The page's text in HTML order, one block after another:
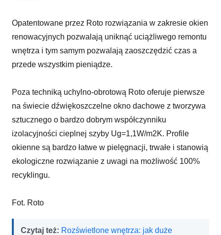
Opatentowane przez Roto rozwiązania w zakresie okien
renowacyjnych pozwalają uniknąć uciążliwego remontu
wnętrza i tym samym pozwalają zaoszczędzić czas a
przede wszystkim pieniądze.
Poza techniką uchylno-obrotową Roto oferuje pierwsze
na świecie dźwiękoszczelne okno dachowe z tworzywa
sztucznego o bardzo dobrym współczynniku
izolacyjności cieplnej szyby Ug=1,1W/m2K. Profile
okienne są bardzo łatwe w pielęgnacji, trwałe i stanowią
ekologiczne rozwiązanie z uwagi na możliwość 100%
recyklingu.
Fot. Roto
Czytaj też: Rozświetlone wnętrza: jak duże